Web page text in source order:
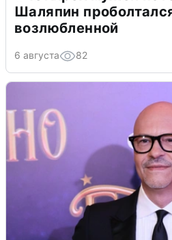
Шаляпин
возлюбленной
6 августа 82